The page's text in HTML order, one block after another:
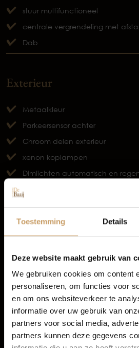
Toestemming Details
Deze website maakt gebruik van
We gebruiken cookies om content
personaliseren, om functies voor
en om ons websiteverkeer te
informatie over uw gebruik van
partners voor social media,
partners kunnen deze gegevens
stuur multifunctioneel
centrale vergrendeling met
Dab
Exterieur
Metaalkleur
Parkeersensor achter
Chroom delen exterieur
xenon koplampen
Dimlichten automatisch en
Occasions
Autolease
Financiering
Autoverzekeringen
Verkoop